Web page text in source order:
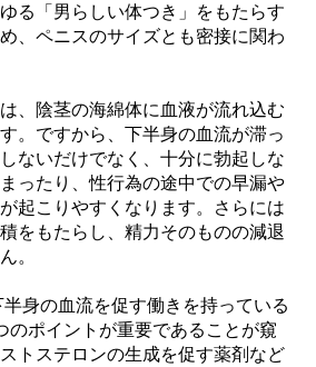
る「男らしい体つき」をもたらす
、ペニスのサイズとも密接に関わ
、陰茎の海綿体に血液が流れ込む
。ですから、下半身の血流が滞っ
ないだけでなく、十分に勃起しな
ったり、性行為の途中での早漏や
起こりやすくなります。さらには
をもたらし、精力そのものの減退
。
身の血流を促す働きを持っている
のポイントが重要であることが窺
トステロンの生成を促す薬剤など